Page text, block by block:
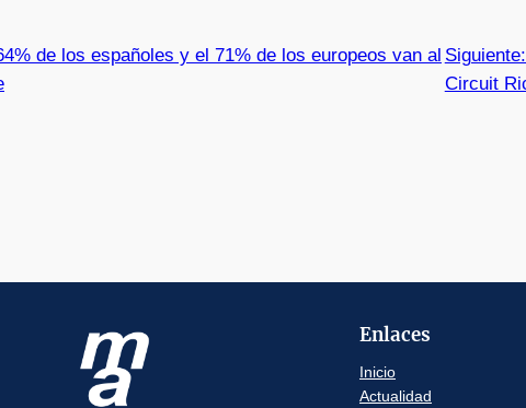
de los españoles y el 71% de los europeos van al Siguiente:
Circuit
Enlaces
Inicio
Actualidad